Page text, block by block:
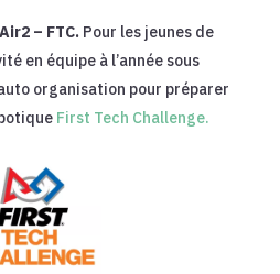
– FTC.Pour les jeunes de
en équipe à l’année sous
organisation pour préparer
First Tech Challenge.